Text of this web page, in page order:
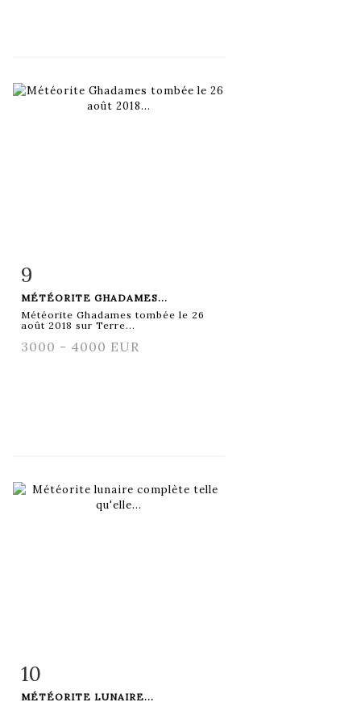
Fiche détaillée
9
MÉTÉORITE GHADAMES...
Météorite Ghadames tombée le 26
août 2018 sur Terre...
3000 - 4000 EUR
Fiche détaillée
10
MÉTÉORITE LUNAIRE...